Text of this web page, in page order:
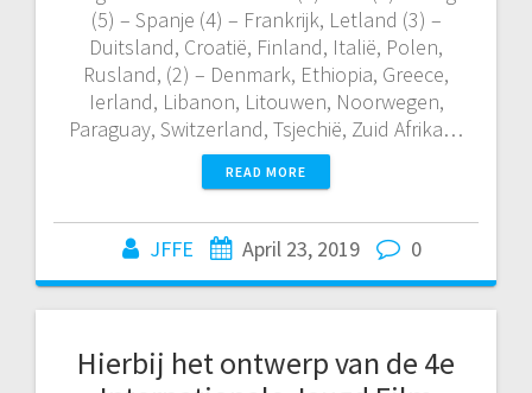
(5) – Spanje (4) – Frankrijk, Letland (3) –
Duitsland, Croatië, Finland, Italië, Polen,
Rusland, (2) – Denmark, Ethiopia, Greece,
Ierland, Libanon, Litouwen, Noorwegen,
Paraguay, Switzerland, Tsjechië, Zuid Afrika…
READ MORE
JFFE April 23, 2019 0
Hierbij het ontwerp van de 4e